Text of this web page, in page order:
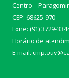
Centro –
CEP: 68625-970
Fone: (91) 3729-
Horário de
E-mail: